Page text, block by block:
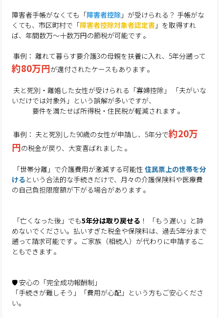
障害者手帳がなくても「障害者控除 」が受けられる？ 手帳がな
くても、市区町村で「障害者控除対象者認定書 」を取得すれ
ば、年間数万〜十数万円の節税が可能です 。
事例： 離れて暮らす要介護3の母親を扶養に入れ、5年分遡って
約80万円が還付されたケースもあります 。
夫と死別・離婚した女性が受けられる「寡婦控除」 「夫がいな
いだけでは対象外」という誤解が多いですが、
要件を満たせば所得税・住民税が軽減されます 。
事例： 夫と死別した90歳の女性が申請し、5年分で約20万
円の税金が戻り、大変喜ばれました 。
「世帯分離」で介護費用が激減する可能性住民票上の世帯を分
ける という合法的な手続きだけで、月々の介護保険料や医療費
の自己負担限度額が下がる場合があります 。
「亡くなった後」でも5年分は取り戻せる ！ 「もう遅い」と諦
めないでください。払いすぎた税金や保険料は、過去5年分まで
遡って請求可能です 。ご家族（相続人）が代わりに申請するこ
ともできます 。
🛡️ 安心の「完全成功報酬制」
「手続きが難しそう」「費用が心配」という方もご安心くださ
い。